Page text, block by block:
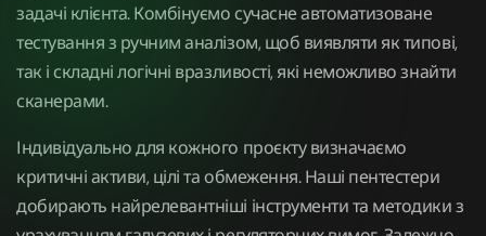
задачі клієнта. Комбінуємо сучасне автоматизоване
тестування з ручним аналізом, щоб виявляти як типові,
так і складні логічні вразливості, які неможливо знайти
сканерами.
Індивідуально для кожного проєкту визначаємо
критичні активи, цілі та обмеження. Наші пентестери
добирають найрелевантніші інструменти та методики з